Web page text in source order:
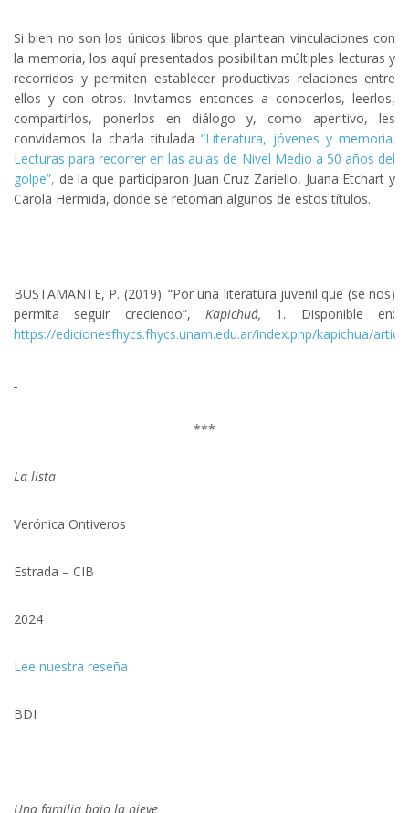
Si bien no son los únicos libros que plantean vinculaciones con
la memoria, los aquí presentados posibilitan múltiples lecturas y
recorridos y permiten establecer productivas relaciones entre
ellos y con otros. Invitamos entonces a conocerlos, leerlos,
compartirlos, ponerlos en diálogo y, como aperitivo, les
convidamos la charla titulada “Literatura, jóvenes y memoria.
Lecturas para recorrer en las aulas de Nivel Medio a 50 años del
golpe”, de la que participaron Juan Cruz Zariello, Juana Etchart y
Carola Hermida, donde se retoman algunos de estos títulos.
BUSTAMANTE, P. (2019). “Por una literatura juvenil que (se nos)
permita seguir creciendo”, Kapichuá, 1. Disponible en:
https://edicionesfhycs.fhycs.unam.edu.ar/index.php/kapichua/
***
La lista
Verónica Ontiveros
Estrada – CIB
2024
Lee nuestra reseña
BDI
Una familia bajo la nieve